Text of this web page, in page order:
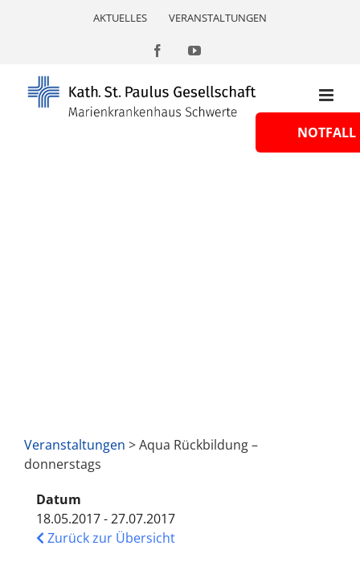
AKTUELLES VERANSTALTUNGEN
FacebookYouTube
Veranstaltungen > Aqua Rückbildung –
donnerstags
Datum
18.05.2017 - 27.07.2017
Zurück zur Übersicht
NOTFALL